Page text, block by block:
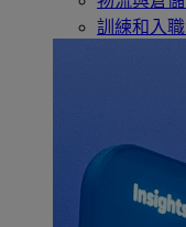
訓練和入職